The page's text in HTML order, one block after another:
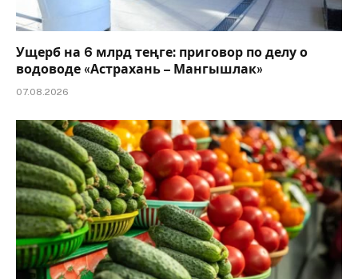
Ущерб на 6 млрд теңге: приговор по делу о
водоводе «Астрахань – Мангышлак»
07.08.2026